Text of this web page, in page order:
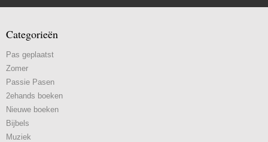
Categorieën
Pas geplaatst
Zomer
Passie Pasen
2ehands boeken
Nieuwe boeken
Bijbels
Muziek